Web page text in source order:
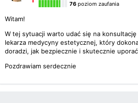
76 poziom zaufania
Witam!
W tej sytuacji warto udać się na
lekarza medycyny estetycznej, który
doradzi, jak bezpiecznie i skutecznie
Pozdrawiam serdecznie